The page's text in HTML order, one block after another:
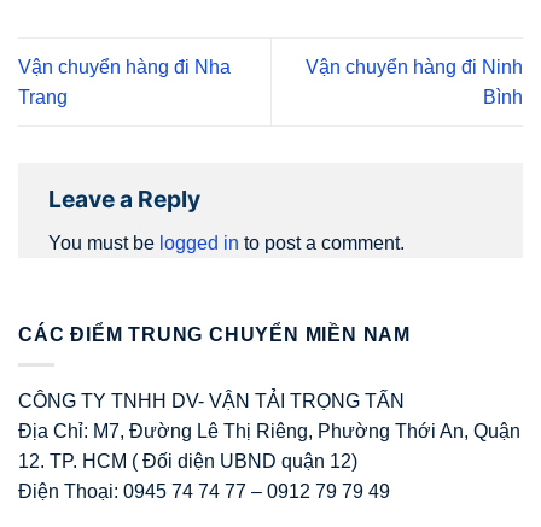
Vận chuyển hàng đi Nha
Trang
Vận chuyển hàng đi Ninh
Bình
Leave a Reply
You must be logged in to post a comment.
CÁC ĐIỂM TRUNG CHUYỂN MIỀN NAM
CÔNG TY TNHH DV- VẬN TẢI TRỌNG TẤN
Địa Chỉ: M7, Đường Lê Thị Riêng, Phường Thới An, Quận
12. TP. HCM ( Đối diện UBND quận 12)
Điện Thoại: 0945 74 74 77 – 0912 79 79 49